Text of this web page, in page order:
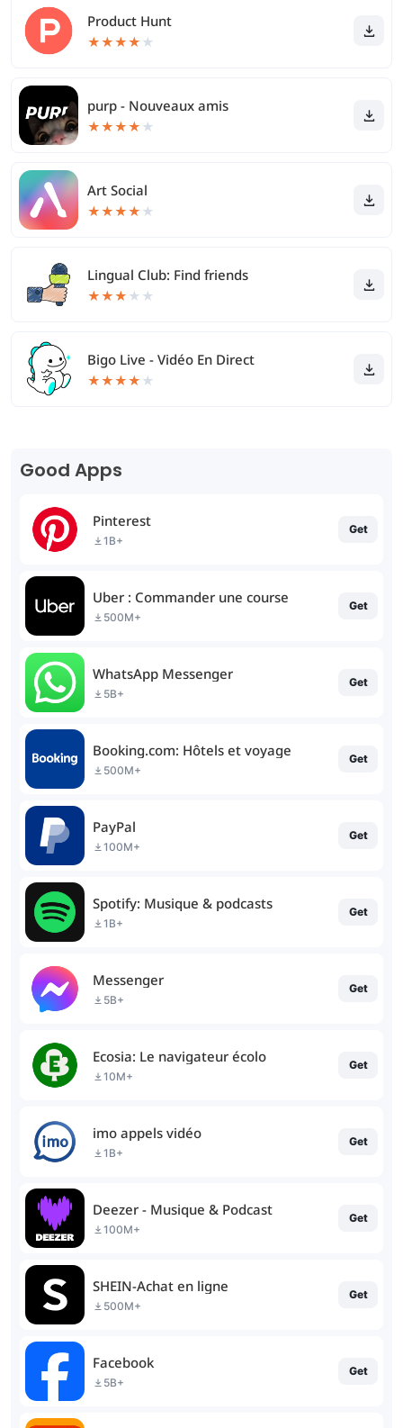
Product Hunt
★★★★ ★
purp - Nouveaux amis
★★★★ ★
Art Social
★★★★ ★
Lingual Club: Find friends
★★★ ★ ★
Bigo Live - Vidéo En Direct
★★★★ ★
Good Apps
Pinterest
1B+
Get
Uber : Commander une course
500M+
Get
WhatsApp Messenger
5B+
Get
Booking.com: Hôtels et voyage
500M+
Get
PayPal
100M+
Get
Spotify: Musique & podcasts
1B+
Get
Messenger
5B+
Get
Ecosia: Le navigateur écolo
10M+
Get
imo appels vidéo
1B+
Get
Deezer - Musique & Podcast
100M+
Get
SHEIN-Achat en ligne
500M+
Get
Facebook
5B+
Get